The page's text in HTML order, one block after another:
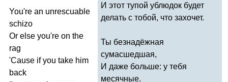
You're an unrescuable
schizo
Or else you're on the
rag
'Cause if you take him
back
И этот тупой ублюдок будет
делать с тобой, что захочет.
Ты безнадёжная
сумасшедшая,
И даже больше: у тебя
месячные.